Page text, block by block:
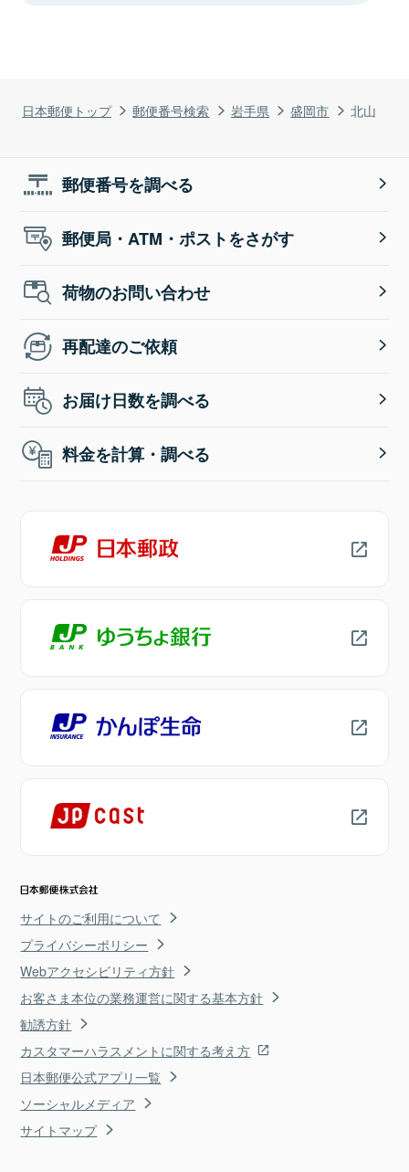
日本郵便トップ 郵便番号検索 岩手県 盛岡市 北山
郵便番号を調べる
郵便局・ATM・ポストをさがす
荷物のお問い合わせ
再配達のご依頼
お届け日数を調べる
料金を計算・調べる
サイトのご利用について
プライバシーポリシー
Webアクセシビリティ方針
お客さま本位の業務運営に関する基本方針
勧誘方針
カスタマーハラスメントに関する考え方
日本郵便公式アプリ一覧
ソーシャルメディア
サイトマップ